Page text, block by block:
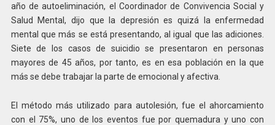
año de autoeliminación, el Coordinador de Convivencia Social y
Salud Mental, dijo que la depresión es quizá la enfermedad
mental que más se está presentando, al igual que las adiciones.
Siete de los casos de suicidio se presentaron en personas
mayores de 45 años, por tanto, es en esa población en la que
más se debe trabajar la parte de emocional y afectiva.
El método más utilizado para autolesión, fue el ahorcamiento
con el 75%, uno de los eventos fue por quemadura y uno con